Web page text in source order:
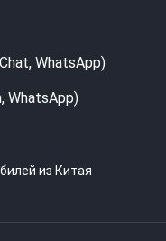
WhatsApp)
WhatsApp)
из Китая